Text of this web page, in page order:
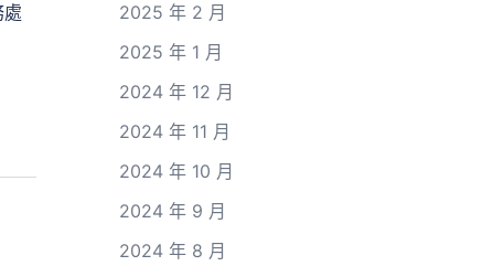
2025 年 2 月
2025 年 1 月
2024 年 12 月
2024 年 11 月
2024 年 10 月
2024 年 9 月
2024 年 8 月